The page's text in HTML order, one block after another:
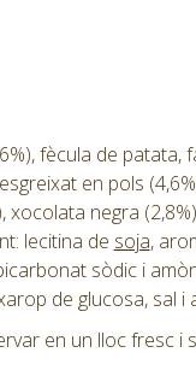
fècula de
en pols
xocolata negra
lecitina de soja,
sòdic i
de glucosa, sal i
en un lloc fresc i